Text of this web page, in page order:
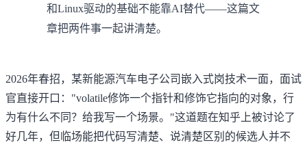
和Linux驱动的基础不能靠AI替代——这篇文
章把两件事一起讲清楚。
2026年春招，某新能源汽车电子公司嵌入式岗技术一面，面试
官直接开口："volatile修饰一个指针和修饰它指向的对象，行
为有什么不同？给我写一个场景。"这道题在知乎上被讨论了
好几年，但临场能把代码写清楚、说清楚区别的候选人并不